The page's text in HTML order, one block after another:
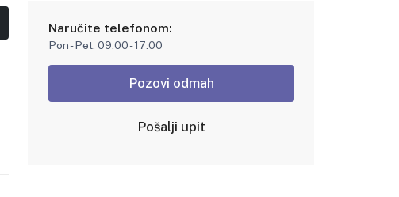
Naručite telefonom:
Pon - Pet: 09:00 - 17:00
Pozovi odmah
Pošalji upit